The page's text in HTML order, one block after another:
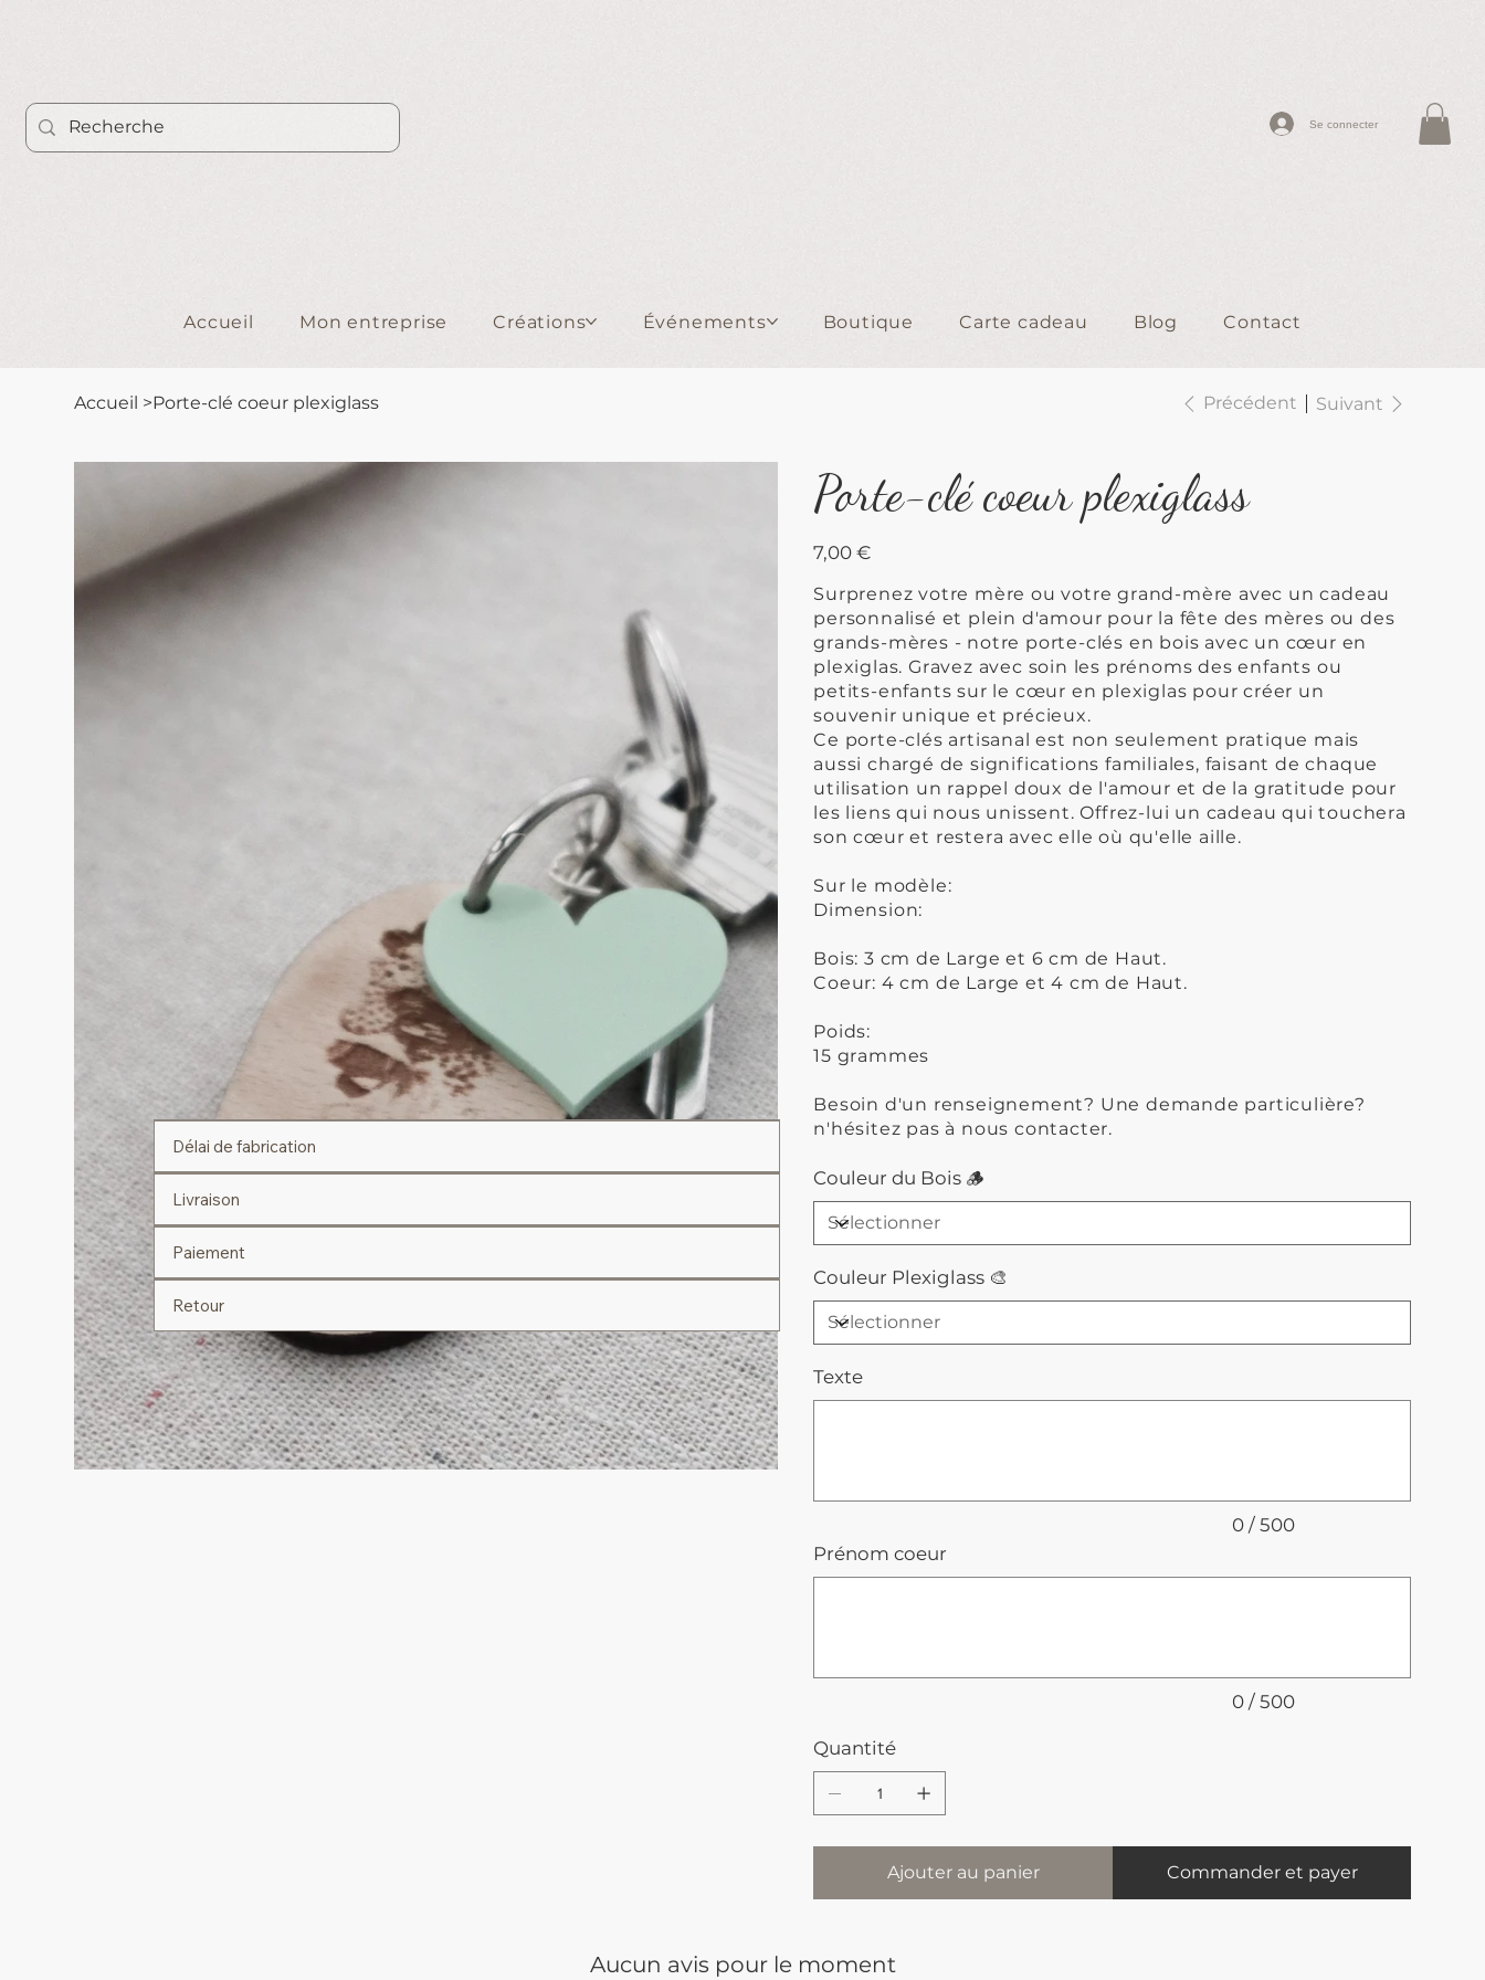
Se connecter
Accueil Mon entreprise Créations Événements Boutique Carte cadeau Blog Contact
Accueil >Porte-clé coeur plexiglass Précédent Suivant
Porte-clé coeur plexiglass
7,00 €
Surprenez votre mère ou votre grand-mère avec un cadeau
personnalisé et plein d'amour pour la fête des mères ou des
grands-mères - notre porte-clés en bois avec un cœur en
plexiglas. Gravez avec soin les prénoms des enfants ou
petits-enfants sur le cœur en plexiglas pour créer un
souvenir unique et précieux.
Ce porte-clés artisanal est non seulement pratique mais
aussi chargé de significations familiales, faisant de chaque
utilisation un rappel doux de l'amour et de la gratitude pour
les liens qui nous unissent. Offrez-lui un cadeau qui touchera
son cœur et restera avec elle où qu'elle aille.
Sur le modèle:
Dimension:
Bois: 3 cm de Large et 6 cm de Haut.
Coeur: 4 cm de Large et 4 cm de Haut.
Poids:
15 grammes
Besoin d'un renseignement? Une demande particulière?
n'hésitez pas à nous contacter.
Couleur du Bois 🪵
Couleur Plexiglass 🎨
Texte
0 / 500
Prénom coeur
0 / 500
Quantité
Ajouter au panier Commander et payer
Aucun avis pour le moment
Délai de fabrication
Livraison
Paiement
Retour